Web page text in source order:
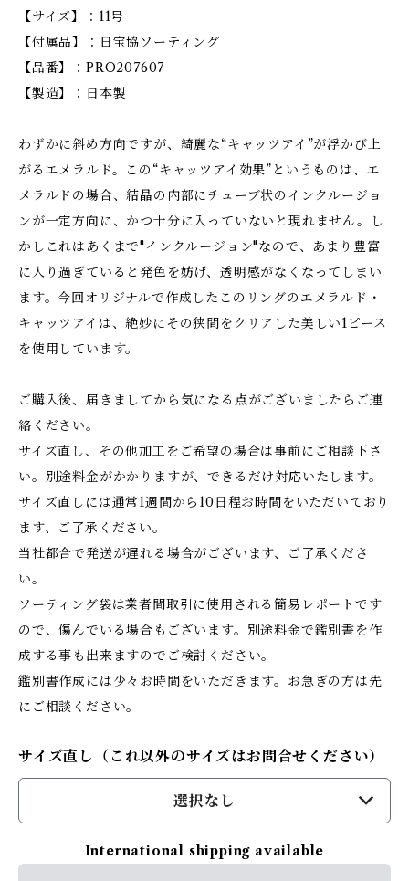
【サイズ】：11号
【付属品】：日宝協ソーティング
【品番】：PRO207607
【製造】：日本製
わずかに斜め方向ですが、綺麗な“キャッツアイ”が浮かび上
がるエメラルド。この“キャッツアイ効果”というものは、エ
メラルドの場合、結晶の内部にチューブ状のインクルージョ
ンが一定方向に、かつ十分に入っていないと現れません。し
かしこれはあくまで"インクルージョン"なので、あまり豊富
に入り過ぎていると発色を妨げ、透明感がなくなってしまい
ます。今回オリジナルで作成したこのリングのエメラルド・
キャッツアイは、絶妙にその狭間をクリアした美しい1ピース
を使用しています。
ご購入後、届きましてから気になる点がございましたらご連
絡ください。
サイズ直し、その他加工をご希望の場合は事前にご相談下さ
い。別途料金がかかりますが、できるだけ対応いたします。
サイズ直しには通常1週間から10日程お時間をいただいており
ます、ご了承ください。
当社都合で発送が遅れる場合がございます、ご了承くださ
い。
ソーティング袋は業者間取引に使用される簡易レポートです
ので、傷んでいる場合もございます。別途料金で鑑別書を作
成する事も出来ますのでご検討ください。
鑑別書作成には少々お時間をいただきます。お急ぎの方は先
にご相談ください。
サイズ直し（これ以外のサイズはお問合せください）
選択なし
International shipping available